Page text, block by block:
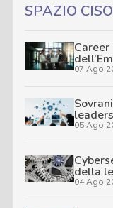
SPAZIO CISO
Career
07 Ago
05 Ago
della
04 Ago